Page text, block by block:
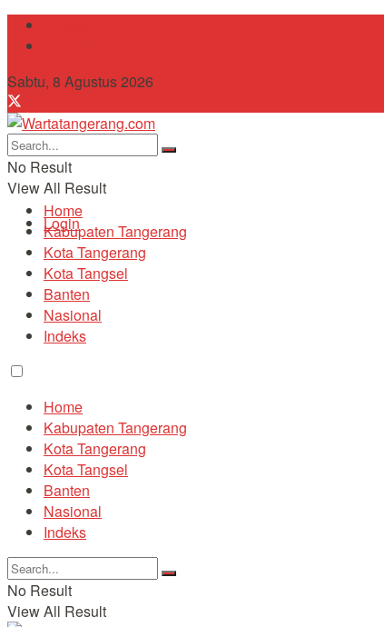
Sabtu, 8 Agustus 2026
No Result
View All Result
Login
Home
Kabupaten Tangerang
Kota Tangerang
Kota Tangsel
Banten
Nasional
Indeks
Home
Kabupaten Tangerang
Kota Tangerang
Kota Tangsel
Banten
Nasional
Indeks
No Result
View All Result